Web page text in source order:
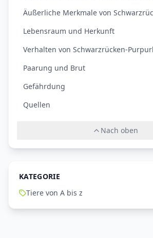
Äußerliche Merkmale von
Lebensraum und Herkunft
Verhalten von Schwarzrücken-
Paarung und Brut
Gefährdung
Quellen
Nach oben
KATEGORIE
Tiere von A bis z